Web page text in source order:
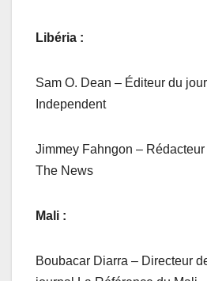
Libéria :
Sam O. Dean – Éditeur du
Independent
Jimmey Fahngon – Rédacteur
The News
Mali :
Boubacar Diarra – Directeur